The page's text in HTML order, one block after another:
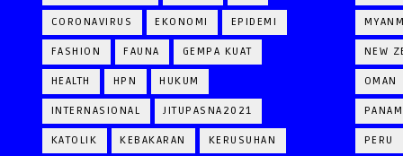
CORONAVIRUS EKONOMI EPIDEMI
FASHION FAUNA GEMPA KUAT
HEALTH HPN HUKUM
INTERNASIONAL JITUPASNA2021
KATOLIK KEBAKARAN KERUSUHAN
NEW
OMAN
PERU